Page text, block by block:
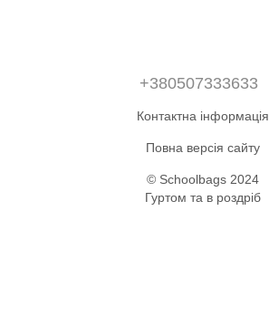
+380507333633
Контактна інформація
Повна версія сайту
© Schoolbags 2024
Гуртом та в роздріб